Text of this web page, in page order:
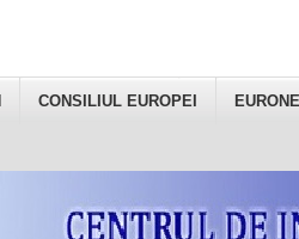
CONSILIUL EUROPEI